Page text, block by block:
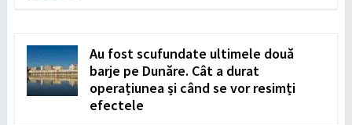
Au fost scufundate ultimele două
barje pe Dunăre. Cât a durat
operațiunea și când se vor resimți
efectele